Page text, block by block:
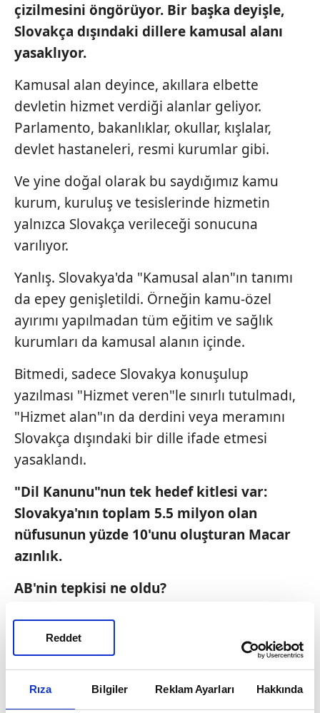
Rıza Bilgiler Reklam Ayarları Hakkında
Reddet
çizilmesini öngörüyor. Bir başka deyişle,
Slovakça dışındaki dillere kamusal alanı
yasaklıyor.
Kamusal alan deyince, akıllara elbette
devletin hizmet verdiği alanlar geliyor.
Parlamento, bakanlıklar, okullar, kışlalar,
devlet hastaneleri, resmi kurumlar gibi.
Ve yine doğal olarak bu saydığımız kamu
kurum, kuruluş ve tesislerinde hizmetin
yalnızca Slovakça verileceği sonucuna
varılıyor.
Yanlış. Slovakya'da "Kamusal alan"ın tanımı
da epey genişletildi. Örneğin kamu-özel
ayırımı yapılmadan tüm eğitim ve sağlık
kurumları da kamusal alanın içinde.
Bitmedi, sadece Slovakya konuşulup
yazılması "Hizmet veren"le sınırlı tutulmadı,
"Hizmet alan"ın da derdini veya meramını
Slovakça dışındaki bir dille ifade etmesi
yasaklandı.
"Dil Kanunu"nun tek hedef kitlesi var:
Slovakya'nın toplam 5.5 milyon olan
nüfusunun yüzde 10'unu oluşturan Macar
azınlık.
AB'nin tepkisi ne oldu?
Yasanın yürürlüğe girmesinden sonra şöyle
bir tablo ortaya çıktı:
Macar kökenli bir
doktor ile Macar kökenli hastası, ister özel
klinikte olsun, ister devlet hastanesinde,
muayene veya tedavi sırasında kesinlikle